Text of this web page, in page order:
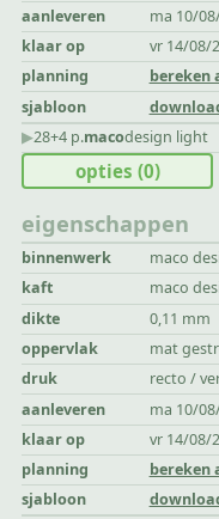
aanleveren
ma 10/
klaar op
vr 14/08/
planning
bereken
sjabloon
▶︎28+4 p.macodesign light
eigenschappen
binnenwerk maco
kaft
maco
dikte
0,11 mm
oppervlak
mat
druk
recto /
aanleveren
ma 10/
klaar op
vr 14/08/
planning
bereken
sjabloon
opties (0)